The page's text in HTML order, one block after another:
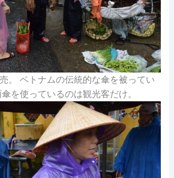
。 ベトナムの伝統的な傘を被ってい
を使っているのは観光客だけ。